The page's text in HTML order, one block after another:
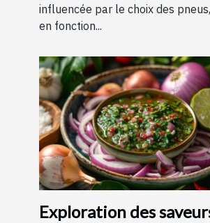
influencée par le choix des
en fonction...
Exploration des